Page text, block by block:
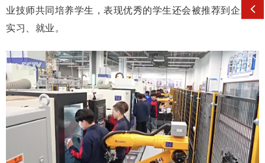
业技师共同培养学生，表现优秀的学生还会被推荐到企业
实习、就业。